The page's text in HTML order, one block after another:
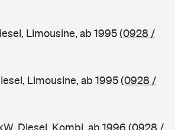
Limousine, ab 1995(0928 /
Limousine, ab 1995(0928 /
Diesel, Kombi, ab 1996 (0928 /